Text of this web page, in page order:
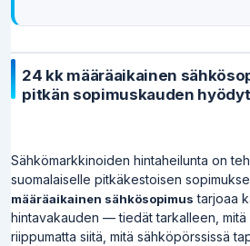
24 kk määräaikainen
pitkän sopimuskauden hyödyt
Sähkömarkkinoiden hintaheilunta on
suomalaiselle pitkäkestoisen
määräaikainen sähkösopimus tarjoaa
hintavakauden — tiedät tarkalleen, mitä
riippumatta siitä, mitä sähköpörssissä